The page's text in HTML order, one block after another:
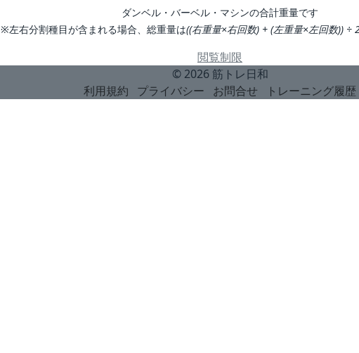
ダンベル・バーベル・マシンの合計重量です
※左右分割種目が含まれる場合、総重量は((右重量×右回数) + (左重量×左回数)) ÷
閲覧制限
© 2026 筋トレ日和
利用規約
プライバシー お問合せ トレーニング履歴